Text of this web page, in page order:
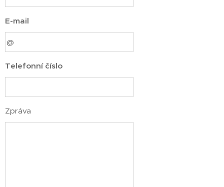
E-mail
Telefonní číslo
Zpráva